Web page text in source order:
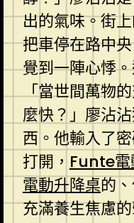
出的氣味。街
把車停在路中
覺到一陣心悸
「當世間萬物
麼快？」廖沾
西。他輸入了
打開， Funte電
電動升降桌的
充滿養生焦慮